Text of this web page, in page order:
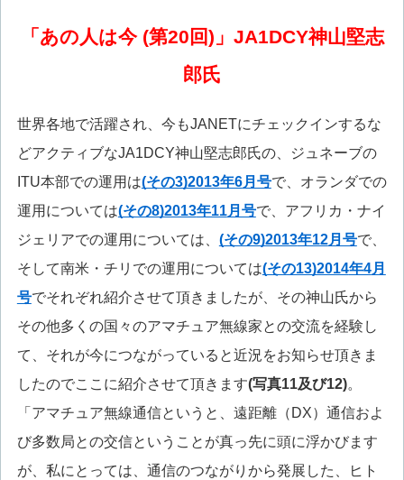
「あの人は今 (第20回)」JA1DCY神山堅志
郎氏
世界各地で活躍され、今もJANETにチェックインするな
どアクティブなJA1DCY神山堅志郎氏の、ジュネーブの
ITU本部での運用は(その3)2013年6月号で、オランダでの
運用については(その8)2013年11月号で、アフリカ・ナイ
ジェリアでの運用については、 (その9)2013年12月号で、
そして南米・チリでの運用については(その13)2014年4月
号でそれぞれ紹介させて頂きましたが、その神山氏から
その他多くの国々のアマチュア無線家との交流を経験し
て、それが今につながっていると近況をお知らせ頂きま
したのでここに紹介させて頂きます(写真11及び12)。
「アマチュア無線通信というと、遠距離（DX）通信およ
び多数局との交信ということが真っ先に頭に浮かびます
が、私にとっては、通信のつながりから発展した、ヒト